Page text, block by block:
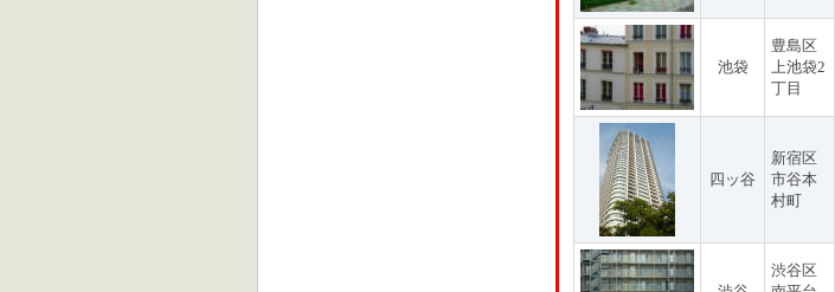
池袋
豊島区
上池袋2
丁目
四ッ谷
新宿区
市谷本
村町
渋谷区